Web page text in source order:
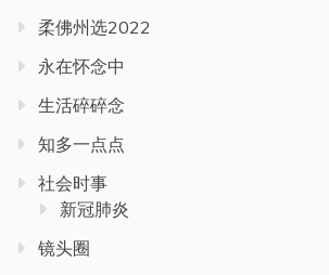
柔佛州选2022
永在怀念中
生活碎碎念
知多一点点
社会时事
新冠肺炎
镜头圈